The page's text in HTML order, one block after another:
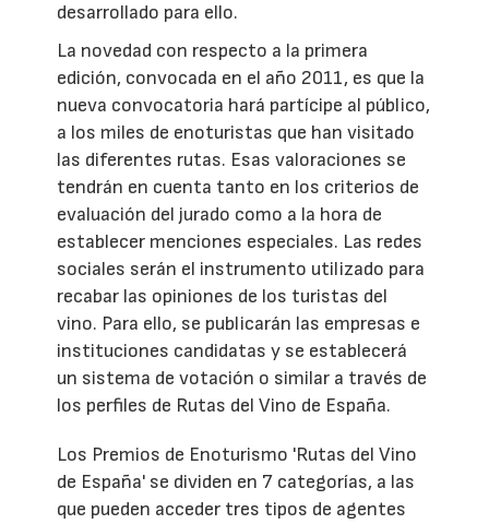
desarrollado para ello.
La novedad con respecto a la primera
edición, convocada en el año 2011, es que la
nueva convocatoria hará partícipe al público,
a los miles de enoturistas que han visitado
las diferentes rutas. Esas valoraciones se
tendrán en cuenta tanto en los criterios de
evaluación del jurado como a la hora de
establecer menciones especiales. Las redes
sociales serán el instrumento utilizado para
recabar las opiniones de los turistas del
vino. Para ello, se publicarán las empresas e
instituciones candidatas y se establecerá
un sistema de votación o similar a través de
los perfiles de Rutas del Vino de España.
Los Premios de Enoturismo 'Rutas del Vino
de España' se dividen en 7 categorías, a las
que pueden acceder tres tipos de agentes